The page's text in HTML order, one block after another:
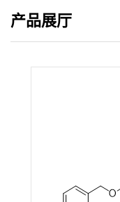
产品展厅